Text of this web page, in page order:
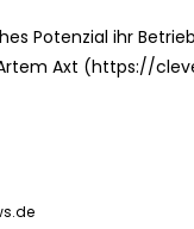
Potenzial ihr
Axt (https://